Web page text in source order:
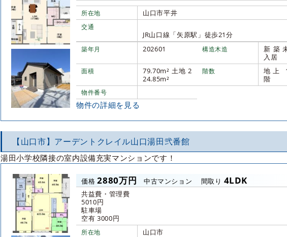
所在地 山口市平井
交通
JR山口線「矢原駅」徒歩21分
築年月 202601 構造木造
新築
入居
面積
79.70m² 土地 2
24.85m²
階数
地上
階
物件番号
物件の詳細を見る
【山口市】アーデントクレイル山口湯田弐番館
湯田小学校隣接の室内設備充実マンションです！
価格 2880万円 中古マンション 間取り 4LDK
共益費・管理費
5010円
駐車場
空有 3000円
所在地 山口市